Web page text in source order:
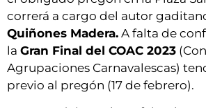
correrá a cargo del autor
Quiñones Madera. A falta de
la Gran Final del COAC 2023
Agrupaciones Carnavalescas)
previo al pregón (17 de febrero).